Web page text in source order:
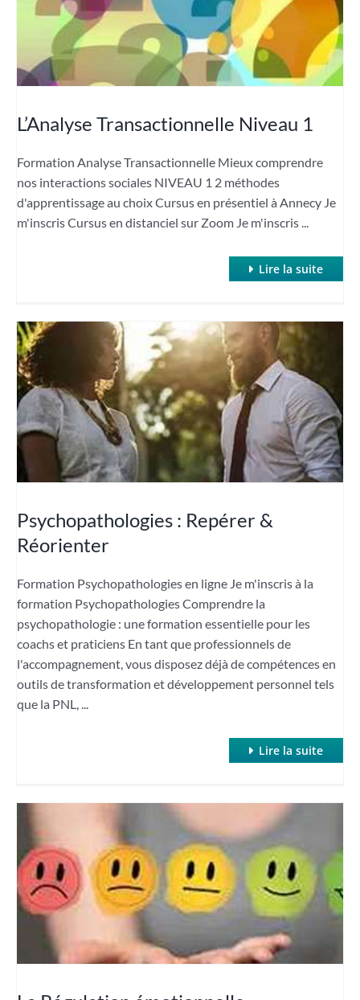
L’Analyse Transactionnelle Niveau 1
Formation Analyse Transactionnelle Mieux comprendre
nos interactions sociales NIVEAU 1 2 méthodes
d'apprentissage au choix Cursus en présentiel à Annecy Je
m'inscris Cursus en distanciel sur Zoom Je m'inscris ...
Lire la suite
Psychopathologies : Repérer &
Réorienter
Formation Psychopathologies en ligne Je m'inscris à la
formation Psychopathologies Comprendre la
psychopathologie : une formation essentielle pour les
coachs et praticiens En tant que professionnels de
l'accompagnement, vous disposez déjà de compétences en
outils de transformation et développement personnel tels
que la PNL, ...
Lire la suite